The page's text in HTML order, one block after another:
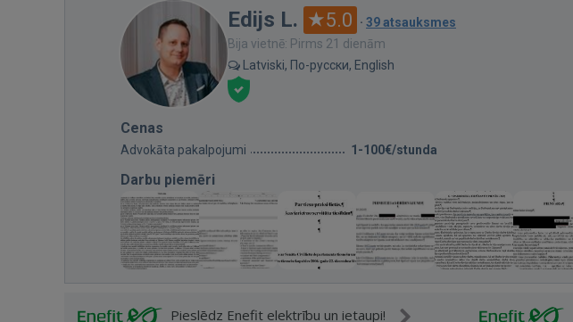
Edijs L. 5.0 · 39 atsauksmes
Bija vietnē: Pirms 21 dienām
Latviski, По-русски, English
Cenas
Advokāta pakalpojumi 1-100€/stunda
Darbu piemēri
Pieslēdz Enefit elektrību un ietaupi!